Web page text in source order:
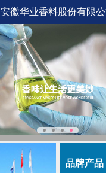
安徽华业香料股份有限公
品牌产品